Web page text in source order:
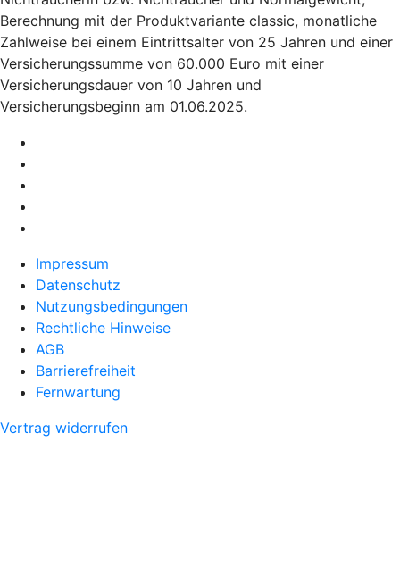
Berechnung mit der Produktvariante classic, monatliche
Zahlweise bei einem Eintrittsalter von 25 Jahren und einer
Versicherungssumme von 60.000 Euro mit einer
Versicherungsdauer von 10 Jahren und
Versicherungsbeginn am 01.06.2025.
Impressum
Datenschutz
Nutzungsbedingungen
Rechtliche Hinweise
AGB
Barrierefreiheit
Fernwartung
Vertrag widerrufen